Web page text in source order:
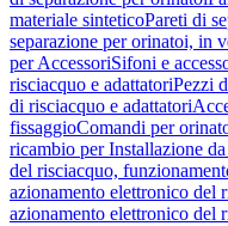
materiale sinteticoPareti di
separazione per orinatoi, in
per AccessoriSifoni e
risciacquo e adattatoriPezzi
di risciacquo e adattatori
fissaggioComandi per
ricambio per Installazione
del risciacquo,
azionamento elettronico del
azionamento elettronico del